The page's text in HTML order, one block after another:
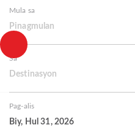
Mula sa
Pinagmulan
Sa
Destinasyon
Pag-alis
Biy, Hul 31, 2026